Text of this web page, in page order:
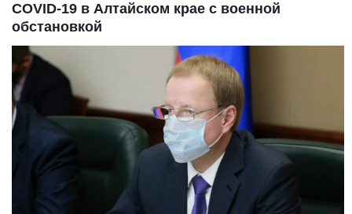
COVID-19 в Алтайском крае с военной
обстановкой